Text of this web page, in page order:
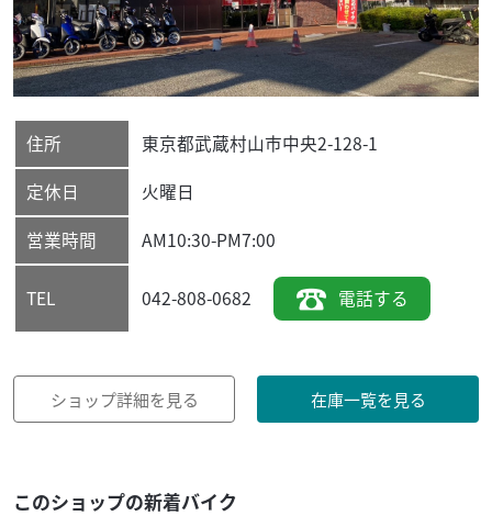
住所 東京都武蔵村山市中央2-128-1
定休日
火曜日
営業時間
AM10:30-PM7:00
TEL 042-808-0682 電話する
ショップ詳細を見る 在庫一覧を見る
このショップの新着バイク